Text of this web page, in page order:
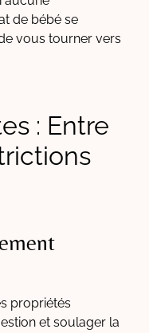
de bébé se
vous tourner vers
: Entre
propriétés
et soulager la